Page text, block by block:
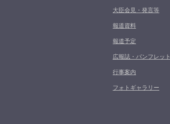
大臣会見・発言等
報道資料
報道予定
広報誌・パンフレット
行事案内
フォトギャラリー